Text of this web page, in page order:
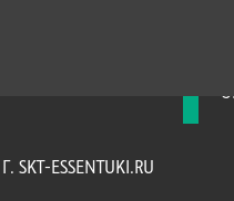
SKT-ESSENTUKI.RU